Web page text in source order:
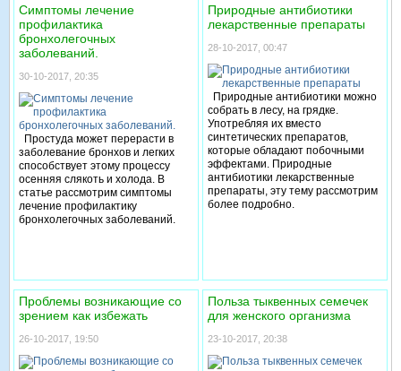
этом находятся в состоянии
покоя. Мозг не может понять
происходящего. Если человек
находится в замкнутом
пространстве (каюта теплохода,
лифт), несоответствие
находящихся вокруг
неподвижных предметов и
ощущения «качки», которая
повторяется снова и снова. Что
же происходит дальше. Мозг,
получив неправильный импульс,
а также несоответственное
зрительное ощущение решает,
что у вас галлюцинация, а виной
всему попадание яда в организм
эффективные советы от
укачивания в транспорте помогут
справиться с неприятностями,
в путешествии на суше или на
море.
Симптомы лечение
профилактика
бронхолегочных
заболеваний.
30-10-2017, 20:35
Простуда может перерасти в
заболевание бронхов и легких
способствует этому процессу
осенняя слякоть и холода. В
статье рассмотрим симптомы
лечение профилактику
бронхолегочных заболеваний.
Природные антибиотики
лекарственные препараты
28-10-2017, 00:47
Природные антибиотики можно
собрать в лесу, на грядке.
Употребляя их вместо
синтетических препаратов,
которые обладают побочными
эффектами. Природные
антибиотики лекарственные
препараты, эту тему рассмотрим
более подробно.
Проблемы возникающие со
зрением как избежать
26-10-2017, 19:50
Польза тыквенных семечек
для женского организма
23-10-2017, 20:38